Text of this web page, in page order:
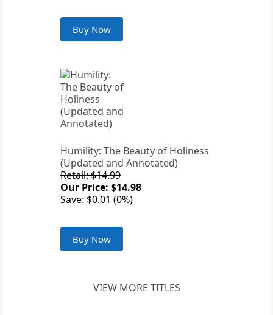
Buy Now
Humility: The Beauty of Holiness
(Updated and Annotated)
Retail: $14.99
Our Price: $14.98
Save: $0.01 (0%)
Buy Now
VIEW MORE TITLES